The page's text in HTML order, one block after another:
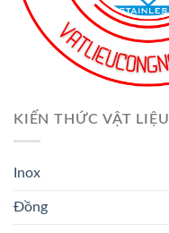
KIẾN THỨC VẬT LIỆU
Inox
Đồng